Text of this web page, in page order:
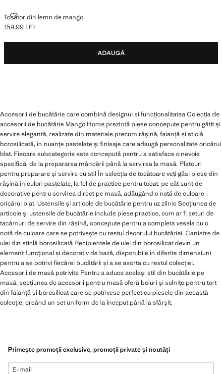
Tocător din lemn de mango
TOCĂTOR DIN LEMN DE MANGO
Preț actual [159,99 LEI ]
159,99 LEI
ADAUGĂ
Accesorii de bucătărie care combină designul și funcționalitatea Colecția de
accesorii de bucătărie Mango Home prezintă piese concepute pentru gătit și
servire elegantă, realizate din materiale precum rășină, faianță și sticlă
borosilicată, în nuanțe pastelate și finisaje care adaugă personalitate oricărui
blat. Fiecare subcategorie este concepută pentru a satisface o nevoie
specifică, de la prepararea mâncării până la servirea la masă. Platouri
pentru preparare și servire cu stil În selecția de tocătoare veți găsi piese din
rășină în culori pastelate, la fel de practice pentru tocat, pe cât sunt de
decorative pentru servirea direct pe masă, adăugând o notă de culoare
oricărui blat. Ustensile și articole de bucătărie pentru uz zilnic Secțiunea de
articole și ustensile de bucătărie include piese practice, cum ar fi seturi de
tacâmuri de servire din rășină, concepute pentru a completa vesela cu o
notă de culoare care se potrivește cu restul decorului bucătăriei. Canistre de
ulei din sticlă borosilicată Recipientele de ulei din borosilicat devin un
element funcțional și decorativ de bază, disponibile în diferite dimensiuni
pentru a se potrivi fiecărei bucătării și a se asorta cu restul colecției.
Accesorii de masă potrivite Pentru a aduce același stil din bucătărie pe
masă, secțiunea de accesorii pentru masă oferă boluri și solnițe pentru tort
din faianță și borosilicat care se potrivesc perfect cu piesele din această
colecție, creând un set uniform de la început până la sfârșit.
Primește promoții exclusive, promoții private și noutăți
E-mail